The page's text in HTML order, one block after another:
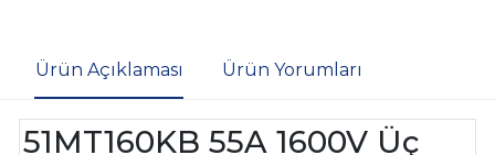
Ürün Açıklaması Ürün Yorumları
51MT160KB 55A 1600V Üç